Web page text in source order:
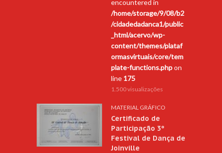
encountered in
/home/storage/9/08/b2
/cidadedadanca1/public
_html/acervo/wp-
content/themes/plataf
ormasvirtuais/core/tem
plate-functions.phpon
line 175
1.500 visualizações
MATERIAL GRÁFICO
Certificado de
Participação 3º
Festival de Dança de
Joinville